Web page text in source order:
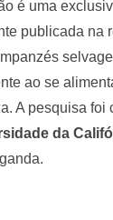
é uma
publicada na
ao se
A pesquisa foi
da